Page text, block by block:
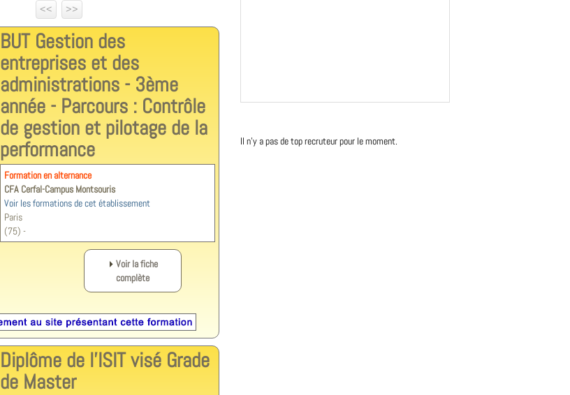
<<
>>
BUT Gestion des
entreprises et des
administrations - 3ème
année - Parcours : Contrôle
de gestion et pilotage de la
performance
Formation en alternance
CFA Cerfal-Campus Montsouris
Voir les formations de cet établissement
Paris
(75) -
Voir la fiche
complète
Diplôme de l'ISIT visé Grade
de Master
Il n'y a pas de top recruteur pour le moment.